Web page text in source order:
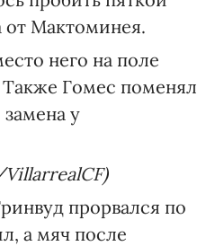
от Мактоминея.
него на поле
Также Гомес поменял
у
прорвался по
а мяч после